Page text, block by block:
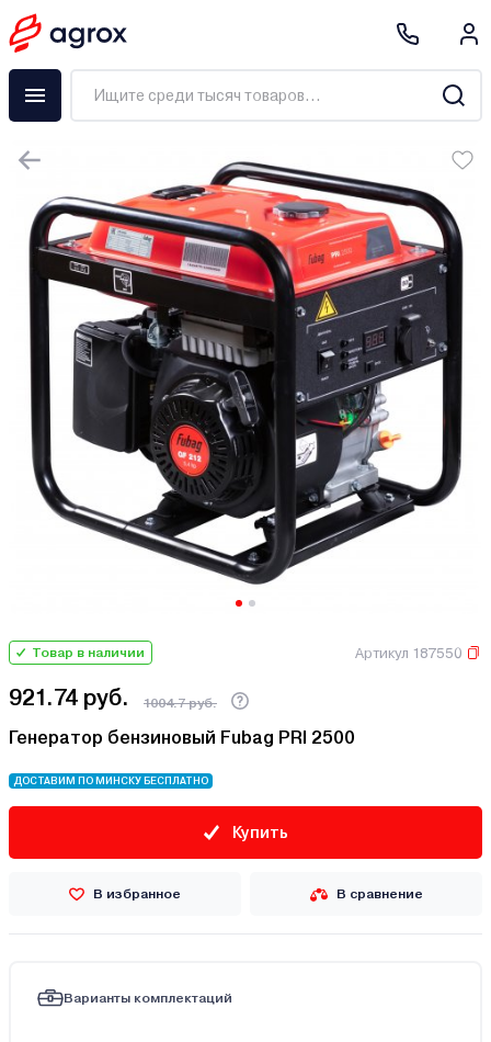
Товар в наличии Артикул 187550
921.74 руб. 1004.7 руб.
Генератор бензиновый Fubag PRI 2500
ДОСТАВИМ ПО МИНСКУ БЕСПЛАТНО
Купить
В избранное В сравнение
Варианты комплектаций